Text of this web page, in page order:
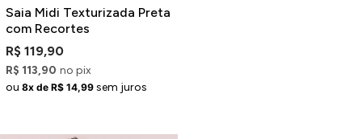
Saia Midi Texturizada Preta
com Recortes
R$ 119,90
R$ 113,90 no pix
ou 8x de R$ 14,99 sem juros